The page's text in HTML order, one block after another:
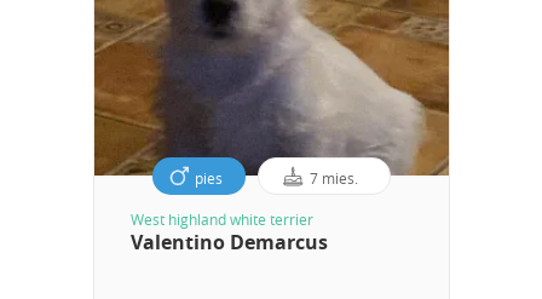
pies 7 mies.
West highland white terrier
Valentino Demarcus